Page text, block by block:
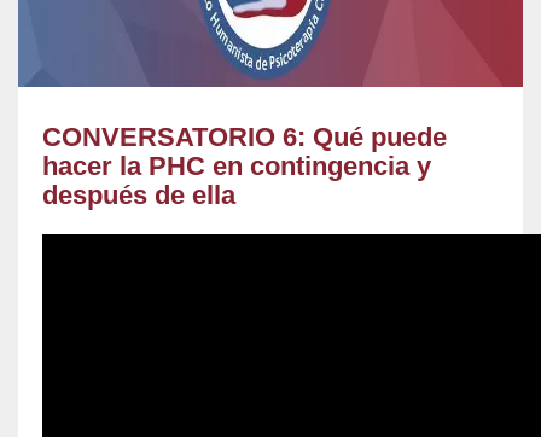
CONVERSATORIO 6: Qué puede
hacer la PHC en contingencia y
después de ella